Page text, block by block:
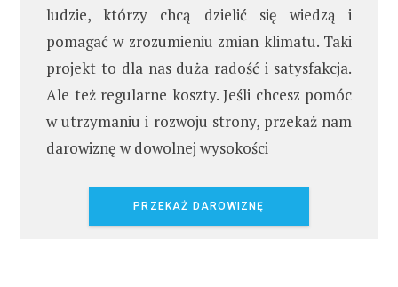
ludzie, którzy chcą dzielić się wiedzą i
pomagać w zrozumieniu zmian klimatu. Taki
projekt to dla nas duża radość i satysfakcja.
Ale też regularne koszty. Jeśli chcesz pomóc
w utrzymaniu i rozwoju strony, przekaż nam
darowiznę w dowolnej wysokości
PRZEKAŻ DAROWIZNĘ